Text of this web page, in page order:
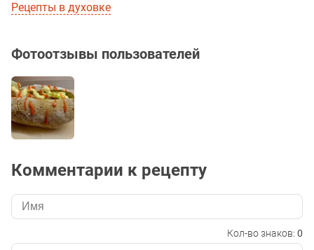
Рецепты в духовке
Фотоотзывы пользователей
Комментарии к рецепту
Кол-во знаков: 0